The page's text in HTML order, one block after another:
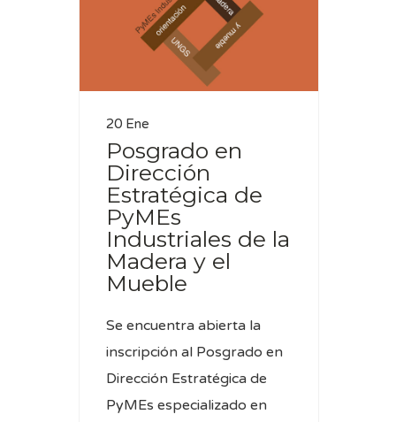
20 Ene
Posgrado en
Dirección
Estratégica de
PyMEs
Industriales de la
Madera y el
Mueble
Se encuentra abierta la
inscripción al Posgrado en
Dirección Estratégica de
PyMEs especializado en